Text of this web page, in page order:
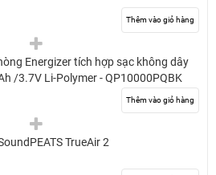
Thêm vào giỏ hàng
Energizer tích hợp sạc không dây
/3.7V Li-Polymer - QP10000PQBK
Thêm vào giỏ hàng
TrueAir 2